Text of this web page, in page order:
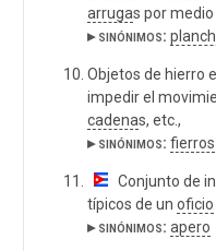
arrugas por medio
▸ sinónimos:
Objetos de hierro
impedir el
cadenas, etc.,
▸ sinónimos: fierros
Conjunto de
típicos de un oficio
▸ sinónimos: apero